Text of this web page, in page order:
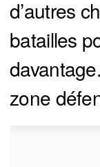
d’autres
batailles
zone